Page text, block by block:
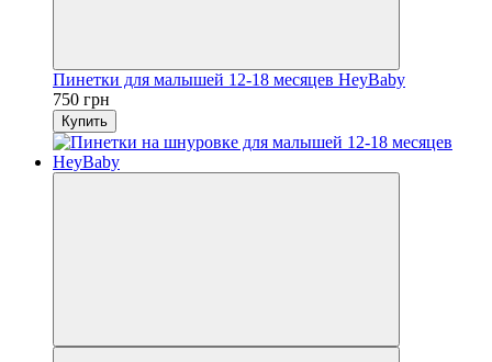
Пинетки для малышей 12-18 месяцев HeyBaby
750 грн
Купить